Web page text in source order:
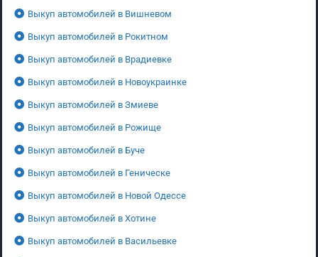
Выкуп автомобилей в Вишневом
Выкуп автомобилей в Рокитном
Выкуп автомобилей в Врадиевке
Выкуп автомобилей в Новоукраинке
Выкуп автомобилей в Змиеве
Выкуп автомобилей в Рожище
Выкуп автомобилей в Буче
Выкуп автомобилей в Геническе
Выкуп автомобилей в Новой Одессе
Выкуп автомобилей в Хотине
Выкуп автомобилей в Васильевке